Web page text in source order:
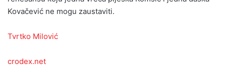
Kovačević ne mogu zaustaviti.
Tvrtko Milović
crodex.net